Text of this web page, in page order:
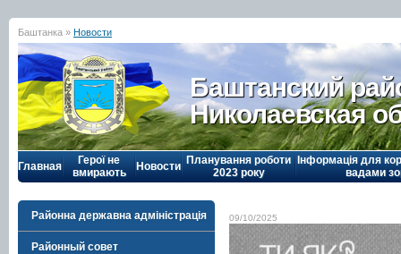
Баштанка » Новости
Баштанский
Николаевская
Главная
Герої не
вмирають
Новости Планування роботи
2023 року
Інформація для
вадами
Районна державна адміністрація
Районный совет
09/10/2025